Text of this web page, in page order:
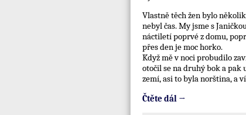
Vlastně těch žen bylo
nebyl čas. My jsme s
náctiletí poprvé z domu,
přes den je moc horko.
Když mě v noci probudilo
otočil se na druhý bok a pak
zemí, asi to byla norština, a
Čtěte dál →